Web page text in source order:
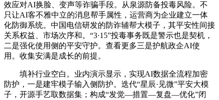
效应对AI换脸、变声等诈骗手段。从泉源防备投毒风险。不
只让AI客不雅中立的消息帮手属性，运营商为企业建立一体
化防御系统。中国电信研发的防诈辅帮大模子，其平安性间接
关系权益、市场次序和。“3·15”投毒事务既是警示也是契机，
二是强化使用侧的平安守护。查看更多三是护航政企AI使
用。收集安满是成长的前提。
填补行业空白。业内演示显示，实现AI数据全流程加密
防护，一是建牢模子输入侧防护。迭代“星辰·见微”平安大模
子，开源手艺取数据集；构成“发觉—措置—复盘—优化”闭